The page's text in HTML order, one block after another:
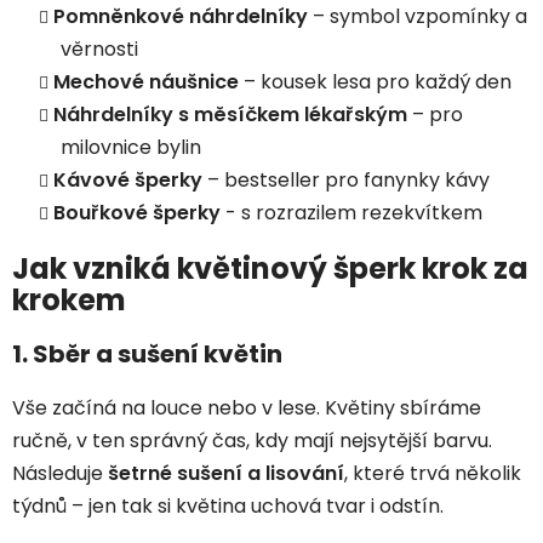
Pomněnkové náhrdelníky – symbol vzpomínky a
věrnosti
Mechové náušnice – kousek lesa pro každý den
Náhrdelníky s měsíčkem lékařským – pro
milovnice bylin
Kávové šperky – bestseller pro fanynky kávy
Bouřkové šperky - s rozrazilem rezekvítkem
Jak vzniká květinový šperk krok za
krokem
1. Sběr a sušení květin
Vše začíná na louce nebo v lese. Květiny sbíráme
ručně, v ten správný čas, kdy mají nejsytější barvu.
Následuje šetrné sušení a lisování, které trvá několik
týdnů – jen tak si květina uchová tvar i odstín.